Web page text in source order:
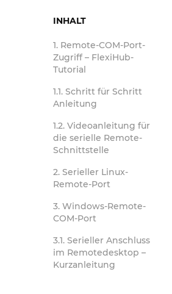
INHALT
1. Remote-COM-Port-
Zugriff – FlexiHub-
Tutorial
1.1. Schritt für Schritt
Anleitung
1.2. Videoanleitung für
die serielle Remote-
Schnittstelle
2. Serieller Linux-
Remote-Port
3. Windows-Remote-
COM-Port
3.1. Serieller Anschluss
im Remotedesktop –
Kurzanleitung